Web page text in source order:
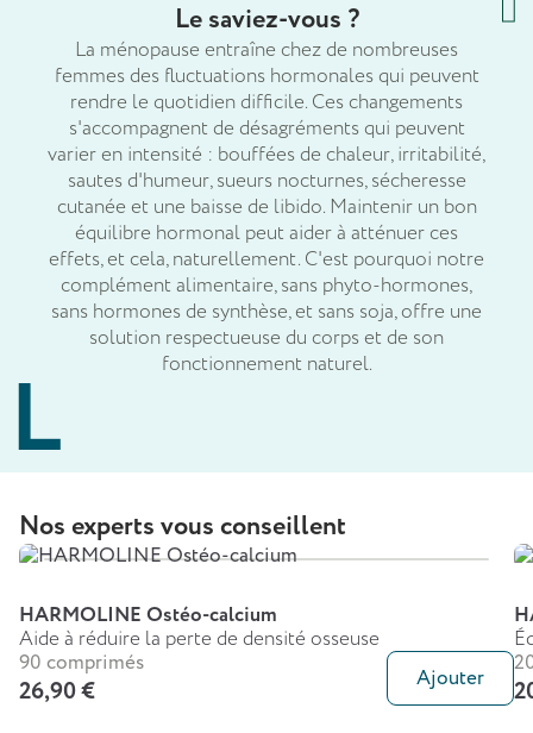
Le saviez-vous ?
La ménopause entraîne chez de nombreuses
femmes des fluctuations hormonales qui peuvent
rendre le quotidien difficile. Ces changements
s'accompagnent de désagréments qui peuvent
varier en intensité : bouffées de chaleur, irritabilité,
sautes d'humeur, sueurs nocturnes, sécheresse
cutanée et une baisse de libido. Maintenir un bon
équilibre hormonal peut aider à atténuer ces
effets, et cela, naturellement. C'est pourquoi notre
complément alimentaire, sans phyto-hormones,
sans hormones de synthèse, et sans soja, offre une
solution respectueuse du corps et de son
fonctionnement naturel.
Nos experts vous conseillent
HARMOLINE Ostéo-calcium
Aide à réduire la perte de densité osseuse
90 comprimés
26,90 € Ajouter